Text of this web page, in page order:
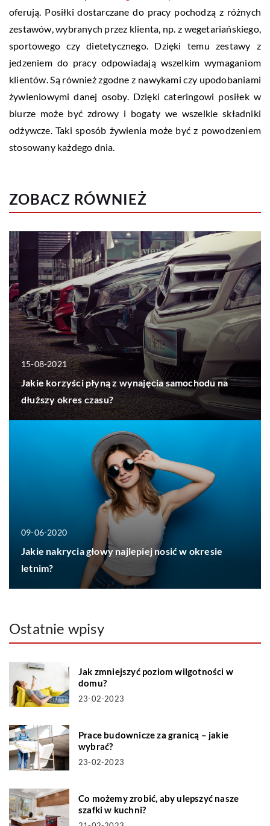
oferują. Posiłki dostarczane do pracy pochodzą z różnych
zestawów, wybranych przez klienta, np. z wegetariańskiego,
sportowego czy dietetycznego. Dzięki temu zestawy z
jedzeniem do pracy odpowiadają wszelkim wymaganiom
klientów. Są również zgodne z nawykami czy upodobaniami
żywieniowymi danej osoby. Dzięki cateringowi posiłek w
biurze może być zdrowy i bogaty we wszelkie składniki
odżywcze. Taki sposób żywienia może być z powodzeniem
stosowany każdego dnia.
ZOBACZ RÓWNIEŻ
15-08-2021
Jakie korzyści płyną z wynajęcia samochodu na
dłuższy okres czasu?
09-06-2020
Jakie nakrycia głowy najlepiej nosić w okresie
letnim?
Ostatnie wpisy
Jak zmniejszyć poziom wilgotności w
domu?
23-02-2023
Prace budownicze za granicą – jakie
wybrać?
23-02-2023
Co możemy zrobić, aby ulepszyć nasze
szafki w kuchni?